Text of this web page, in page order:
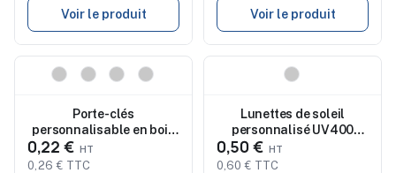
Voir le produit Voir le produit
Nouveau
Porte-clés
personnalisable en bois
Pelton
0,22 €
0,26 € TTC
Lunettes de soleil
personnalisé UV400
Kilpan
0,50 €
0,60 € TTC